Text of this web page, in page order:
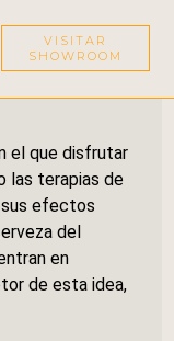
VISITAR
SHOWROOM
del
el que disfrutar
las terapias de
sus efectos
del
en
de esta idea,